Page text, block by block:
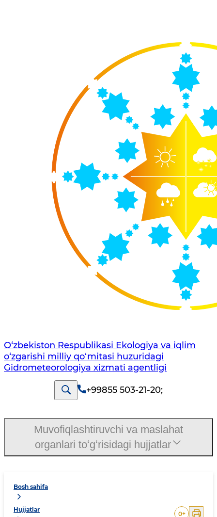
O‘zbekiston Respublikasi Ekologiya va iqlim
o‘zgarishi milliy qo‘mitasi huzuridagi
Gidrometeorologiya xizmati agentligi
+99855 503-21-20;
Bosh sahifa
Hujjatlar
0+
Muvofiqlashtiruvchi va maslahat
organlari toʻgʻrisidagi hujjatlar